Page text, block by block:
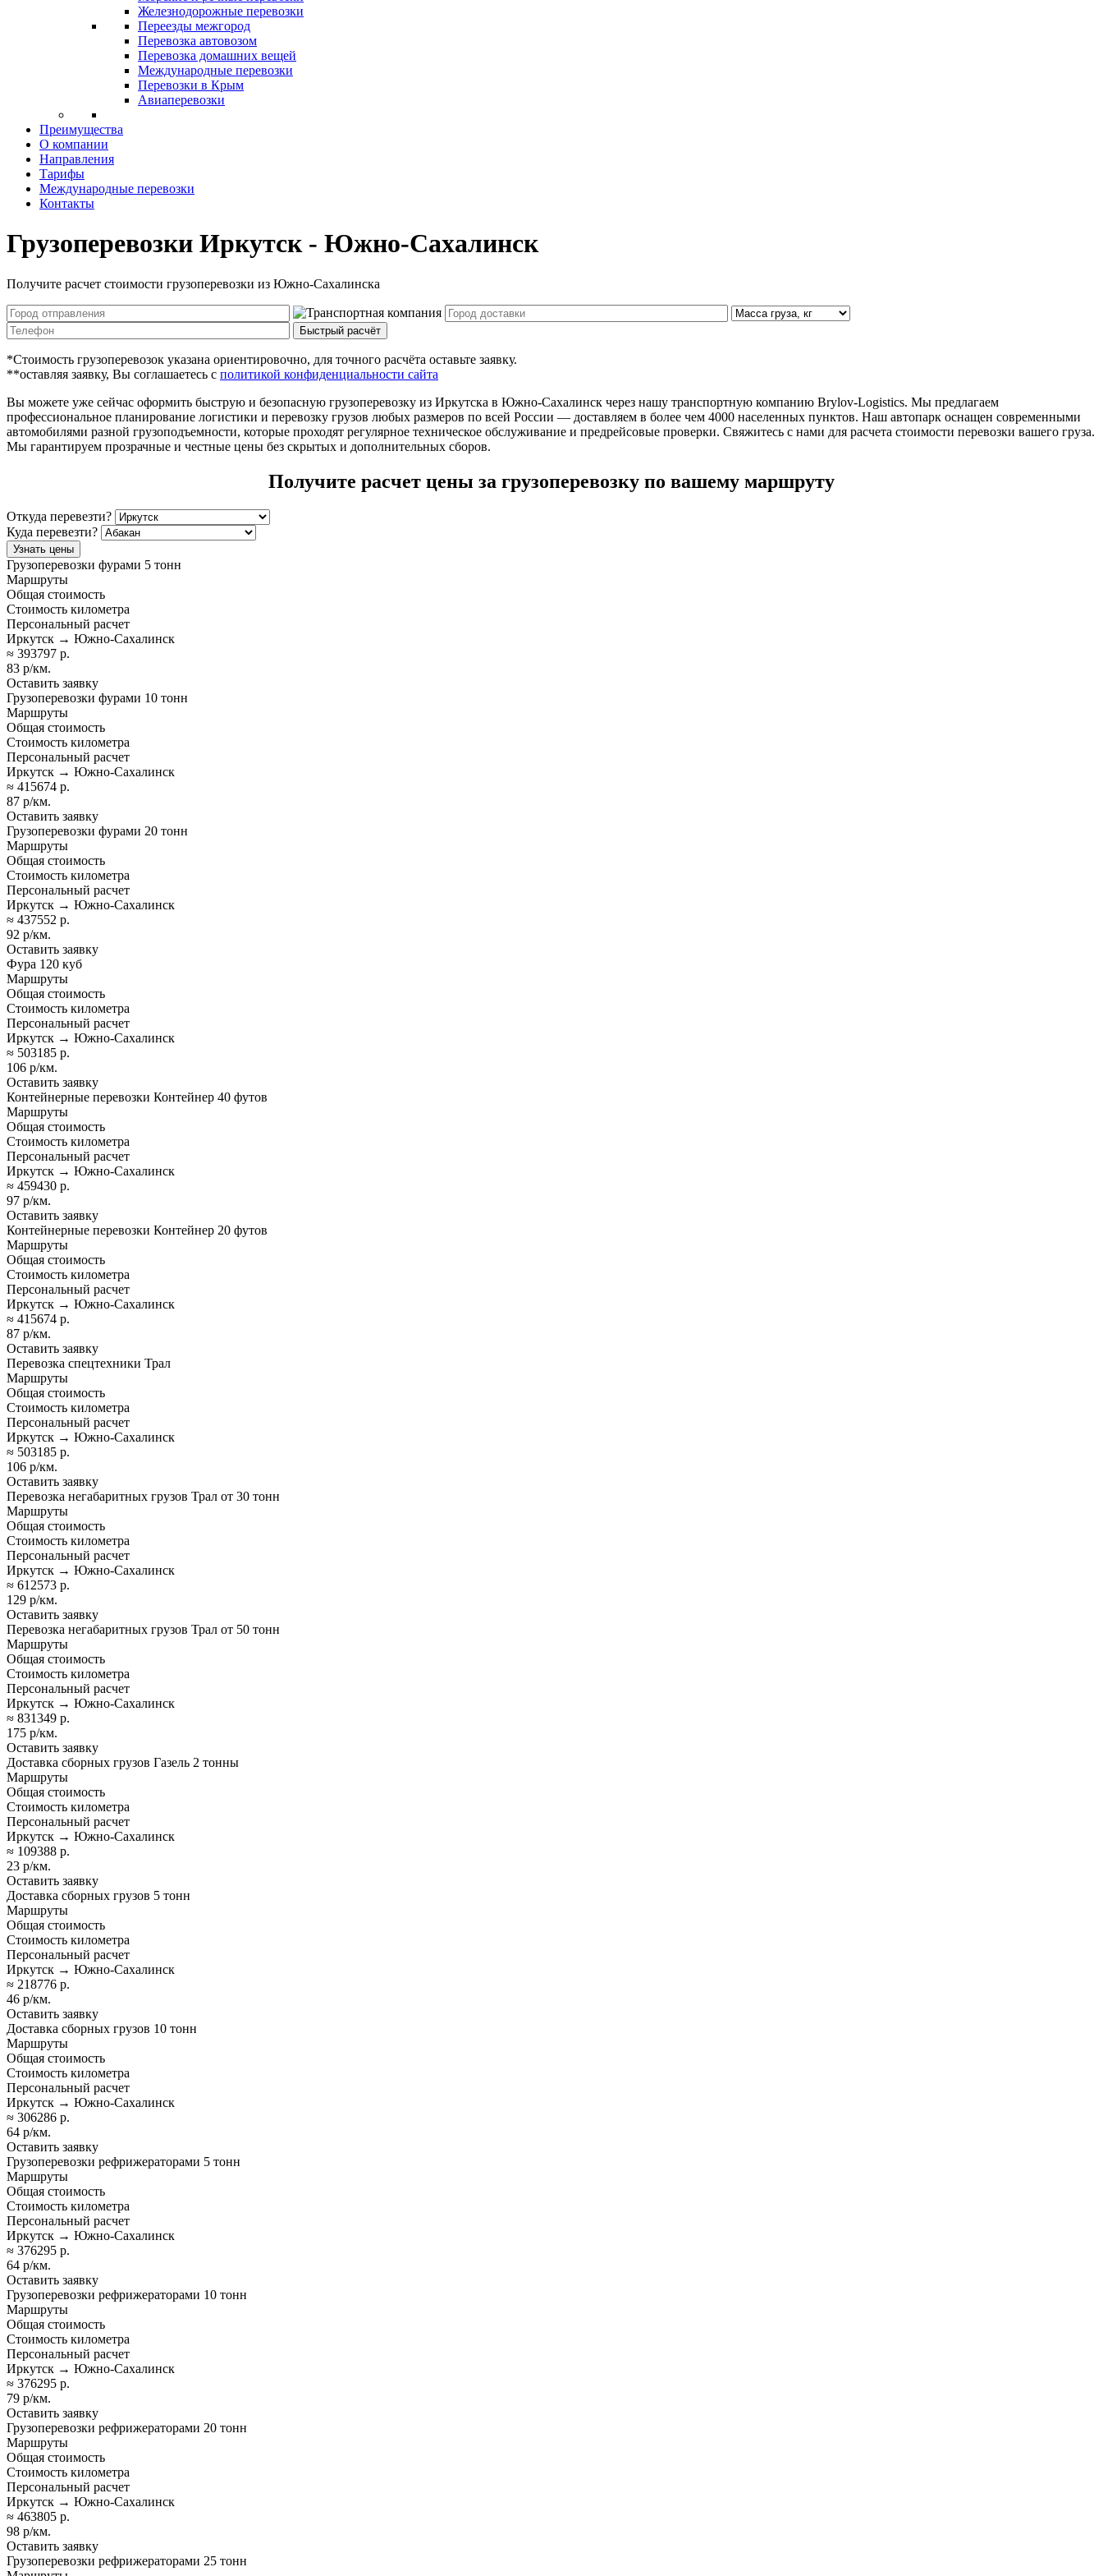
Железнодорожные перевозки
Переезды межгород
Перевозка автовозом
Перевозка домашних вещей
Международные перевозки
Перевозки в Крым
Авиаперевозки
Преимущества
О компании
Направления
Тарифы
Международные перевозки
Контакты
Грузоперевозки Иркутск - Южно-Сахалинск
Получите расчет стоимости грузоперевозки из Южно-Сахалинска
Быстрый расчёт
*Стоимость грузоперевозок указана ориентировочно, для точного расчёта оставьте заявку.
**оставляя заявку, Вы соглашаетесь с политикой конфиденциальности сайта
Вы можете уже сейчас оформить быструю и безопасную грузоперевозку из Иркутска в Южно-Сахалинск через нашу транспортную компанию Brylov-Logistics. Мы предлагаем
профессиональное планирование логистики и перевозку грузов любых размеров по всей России — доставляем в более чем 4000 населенных пунктов. Наш автопарк оснащен современными
автомобилями разной грузоподъемности, которые проходят регулярное техническое обслуживание и предрейсовые проверки. Свяжитесь с нами для расчета стоимости перевозки вашего груза.
Мы гарантируем прозрачные и честные цены без скрытых и дополнительных сборов.
Получите расчет цены за грузоперевозку по вашему маршруту
Откуда перевезти?
Куда перевезти?
Узнать цены
Грузоперевозки фурами 5 тонн
Маршруты
Общая стоимость
Стоимость километра
Персональный расчет
Иркутск → Южно-Сахалинск
≈ 393797 р.
83 р/км.
Оставить заявку
Грузоперевозки фурами 10 тонн
Маршруты
Общая стоимость
Стоимость километра
Персональный расчет
Иркутск → Южно-Сахалинск
≈ 415674 р.
87 р/км.
Оставить заявку
Грузоперевозки фурами 20 тонн
Маршруты
Общая стоимость
Стоимость километра
Персональный расчет
Иркутск → Южно-Сахалинск
≈ 437552 р.
92 р/км.
Оставить заявку
Фура 120 куб
Маршруты
Общая стоимость
Стоимость километра
Персональный расчет
Иркутск → Южно-Сахалинск
≈ 503185 р.
106 р/км.
Оставить заявку
Контейнерные перевозки Контейнер 40 футов
Маршруты
Общая стоимость
Стоимость километра
Персональный расчет
Иркутск → Южно-Сахалинск
≈ 459430 р.
97 р/км.
Оставить заявку
Контейнерные перевозки Контейнер 20 футов
Маршруты
Общая стоимость
Стоимость километра
Персональный расчет
Иркутск → Южно-Сахалинск
≈ 415674 р.
87 р/км.
Оставить заявку
Перевозка спецтехники Трал
Маршруты
Общая стоимость
Стоимость километра
Персональный расчет
Иркутск → Южно-Сахалинск
≈ 503185 р.
106 р/км.
Оставить заявку
Перевозка негабаритных грузов Трал от 30 тонн
Маршруты
Общая стоимость
Стоимость километра
Персональный расчет
Иркутск → Южно-Сахалинск
≈ 612573 р.
129 р/км.
Оставить заявку
Перевозка негабаритных грузов Трал от 50 тонн
Маршруты
Общая стоимость
Стоимость километра
Персональный расчет
Иркутск → Южно-Сахалинск
≈ 831349 р.
175 р/км.
Оставить заявку
Доставка сборных грузов Газель 2 тонны
Маршруты
Общая стоимость
Стоимость километра
Персональный расчет
Иркутск → Южно-Сахалинск
≈ 109388 р.
23 р/км.
Оставить заявку
Доставка сборных грузов 5 тонн
Маршруты
Общая стоимость
Стоимость километра
Персональный расчет
Иркутск → Южно-Сахалинск
≈ 218776 р.
46 р/км.
Оставить заявку
Доставка сборных грузов 10 тонн
Маршруты
Общая стоимость
Стоимость километра
Персональный расчет
Иркутск → Южно-Сахалинск
≈ 306286 р.
64 р/км.
Оставить заявку
Грузоперевозки рефрижераторами 5 тонн
Маршруты
Общая стоимость
Стоимость километра
Персональный расчет
Иркутск → Южно-Сахалинск
≈ 376295 р.
64 р/км.
Оставить заявку
Грузоперевозки рефрижераторами 10 тонн
Маршруты
Общая стоимость
Стоимость километра
Персональный расчет
Иркутск → Южно-Сахалинск
≈ 376295 р.
79 р/км.
Оставить заявку
Грузоперевозки рефрижераторами 20 тонн
Маршруты
Общая стоимость
Стоимость километра
Персональный расчет
Иркутск → Южно-Сахалинск
≈ 463805 р.
98 р/км.
Оставить заявку
Грузоперевозки рефрижераторами 25 тонн